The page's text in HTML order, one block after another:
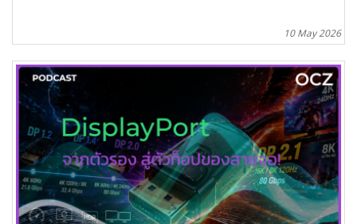
10 May 2026